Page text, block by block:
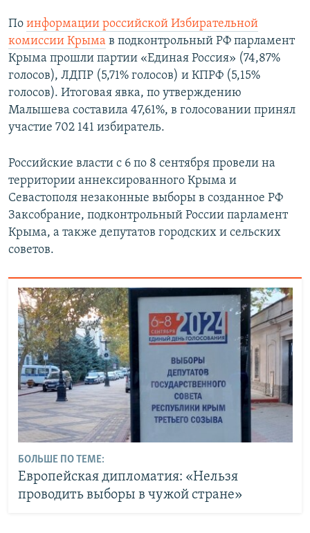
По информации российской Избирательной
комиссии Крыма в подконтрольный РФ парламент
Крыма прошли партии «Единая Россия» (74,87%
голосов), ЛДПР (5,71% голосов) и КПРФ (5,15%
голосов). Итоговая явка, по утверждению
Малышева составила 47,61%, в голосовании принял
участие 702 141 избиратель.
Российские власти с 6 по 8 сентября провели на
территории аннексированного Крыма и
Севастополя незаконные выборы в созданное РФ
Заксобрание, подконтрольный России парламент
Крыма, а также депутатов городских и сельских
советов.
БОЛЬШЕ ПО ТЕМЕ:
Европейская дипломатия: «Нельзя
проводить выборы в чужой стране»